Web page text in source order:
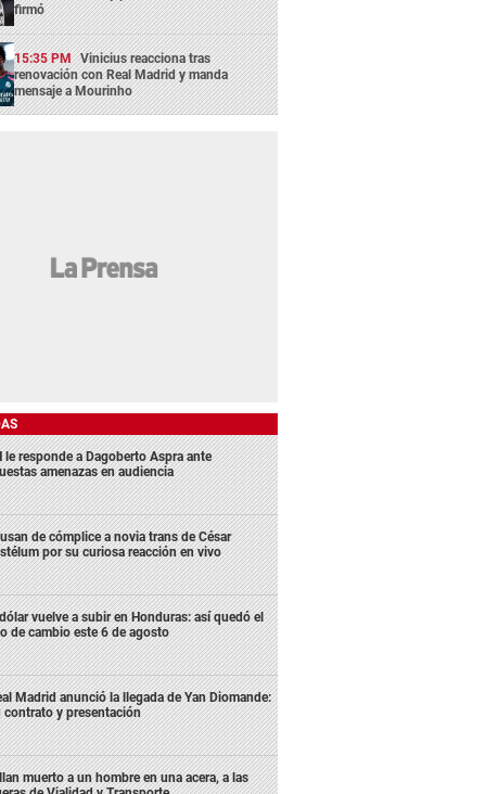
firmó
15:35 PM Vinicius reacciona tras
renovación con Real Madrid y manda
mensaje a Mourinho
le responde a Dagoberto Aspra ante
amenazas en audiencia
de cómplice a novia trans de César
por su curiosa reacción en vivo
vuelve a subir en Honduras: así quedó el
de cambio este 6 de agosto
Madrid anunció la llegada de Yan Diomande:
contrato y presentación
muerto a un hombre en una acera, a las